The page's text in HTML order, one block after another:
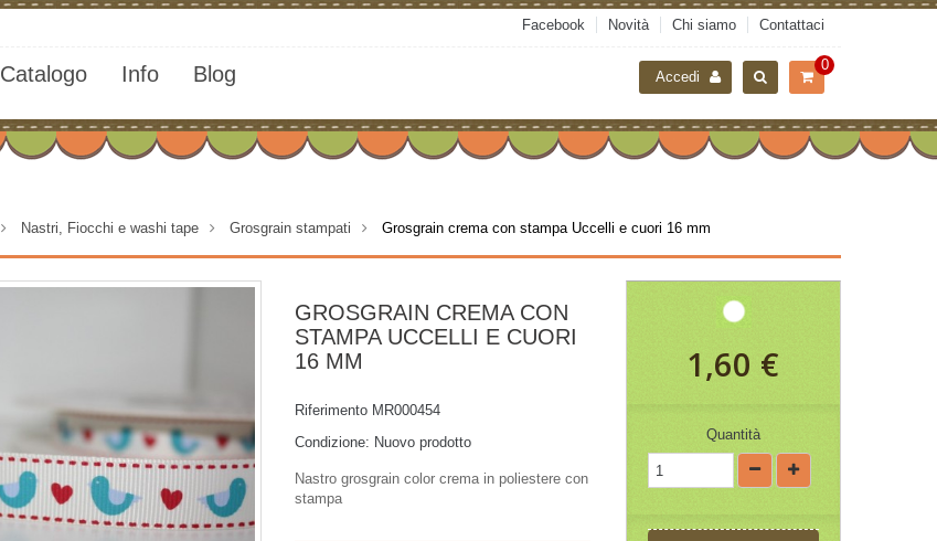
Facebook Novità Chi siamo Contattaci
0
Catalogo Info Blog Accedi
> Nastri, Fiocchi e washi tape > Grosgrain stampati > Grosgrain crema con stampa Uccelli e cuori 16 mm
GROSGRAIN CREMA CON
STAMPA UCCELLI E CUORI
16 MM
Riferimento MR000454
Condizione: Nuovo prodotto
Nastro grosgrain color crema in poliestere con
stampa
1,60 €
Quantità